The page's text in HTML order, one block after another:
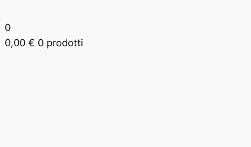
0
0,00 € 0 prodotti